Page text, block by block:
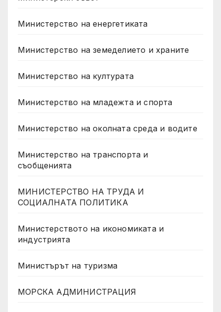
Министерство на енергетиката
Министерство на земеделието и храните
Министерство на културата
Министерство на младежта и спорта
Министерство на околната среда и водите
Министерство на транспорта и
съобщенията
МИНИСТЕРСТВО НА ТРУДА И
СОЦИАЛНАТА ПОЛИТИКА
Министерството на икономиката и
индустрията
Министърът на туризма
МОРСКА АДМИНИСТРАЦИЯ